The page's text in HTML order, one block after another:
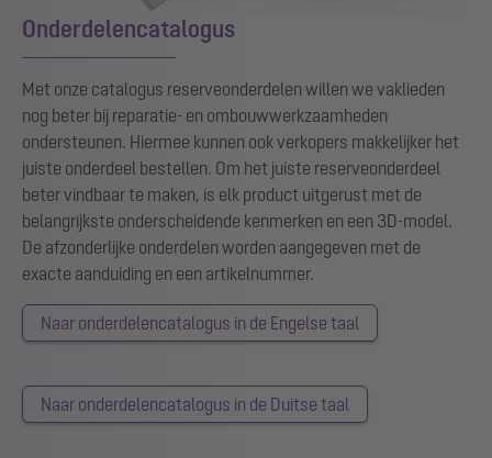
Onderdelencatalogus
Met onze catalogus reserveonderdelen willen we vaklieden
nog beter bij reparatie- en ombouwwerkzaamheden
ondersteunen. Hiermee kunnen ook verkopers makkelijker het
juiste onderdeel bestellen. Om het juiste reserveonderdeel
beter vindbaar te maken, is elk product uitgerust met de
belangrijkste onderscheidende kenmerken en een 3D-model.
De afzonderlijke onderdelen worden aangegeven met de
exacte aanduiding en een artikelnummer.
Naar onderdelencatalogus in de Engelse taal
Naar onderdelencatalogus in de Duitse taal